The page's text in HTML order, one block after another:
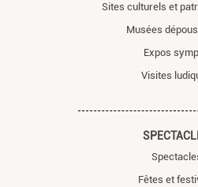
Sites culturels et
Musées
Expos
Visites
Fêtes et